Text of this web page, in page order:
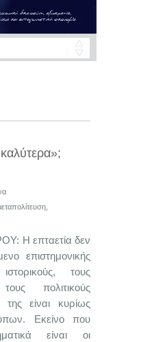
Η επταετία δεν
επιστημονικής
τους
πολιτικούς
της είναι κυρίως
Εκείνο που
είναι οι